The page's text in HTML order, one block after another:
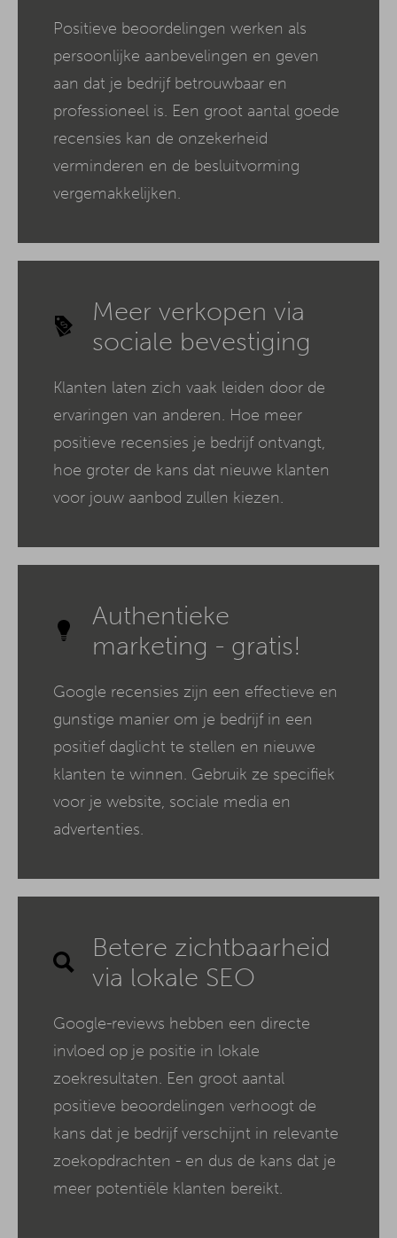
Positieve beoordelingen werken als
persoonlijke aanbevelingen en geven
aan dat je bedrijf betrouwbaar en
professioneel is. Een groot aantal goede
recensies kan de onzekerheid
verminderen en de besluitvorming
vergemakkelijken.
Meer verkopen via
sociale bevestiging
Klanten laten zich vaak leiden door de
ervaringen van anderen. Hoe meer
positieve recensies je bedrijf ontvangt,
hoe groter de kans dat nieuwe klanten
voor jouw aanbod zullen kiezen.
Authentieke
marketing - gratis!
Google recensies zijn een effectieve en
gunstige manier om je bedrijf in een
positief daglicht te stellen en nieuwe
klanten te winnen. Gebruik ze specifiek
voor je website, sociale media en
advertenties.
Betere zichtbaarheid
via lokale SEO
Google-reviews hebben een directe
invloed op je positie in lokale
zoekresultaten. Een groot aantal
positieve beoordelingen verhoogt de
kans dat je bedrijf verschijnt in relevante
zoekopdrachten - en dus de kans dat je
meer potentiële klanten bereikt.